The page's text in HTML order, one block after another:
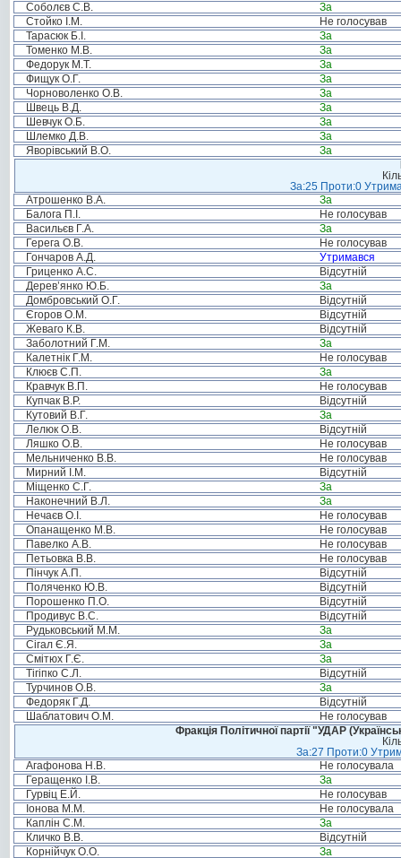
Соболєв С.В.
За
Стойко І.М.
Не голосував
Тарасюк Б.І.
За
Томенко М.В.
За
Федорук М.Т.
За
Фищук О.Г.
За
Чорноволенко О.В.
За
Швець В.Д.
За
Шевчук О.Б.
За
Шлемко Д.В.
За
Яворівський В.О.
За
За:25 Проти:0
Атрошенко В.А.
За
Балога П.І.
Не голосував
Васильєв Г.А.
За
Герега О.В.
Не голосував
Гончаров А.Д.
Утримався
Гриценко А.С.
Відсутній
Дерев’янко Ю.Б.
За
Домбровський О.Г.
Відсутній
Єгоров О.М.
Відсутній
Жеваго К.В.
Відсутній
Заболотний Г.М.
За
Калетнік Г.М.
Не голосував
Клюєв С.П.
За
Кравчук В.П.
Не голосував
Купчак В.Р.
Відсутній
Кутовий В.Г.
За
Лелюк О.В.
Відсутній
Ляшко О.В.
Не голосував
Мельниченко В.В.
Не голосував
Мирний І.М.
Відсутній
Міщенко С.Г.
За
Наконечний В.Л.
За
Нечаєв О.І.
Не голосував
Опанащенко М.В.
Не голосував
Павелко А.В.
Не голосував
Петьовка В.В.
Не голосував
Пінчук А.П.
Відсутній
Поляченко Ю.В.
Відсутній
Порошенко П.О.
Відсутній
Продивус В.С.
Відсутній
Рудьковський М.М.
За
Сігал Є.Я.
За
Смітюх Г.Є.
За
Тігіпко С.Л.
Відсутній
Турчинов О.В.
За
Федоряк Г.Д.
Відсутній
Шаблатович О.М.
Не голосував
Фракція Політичної партії "УДАР
За:27 Проти:0
Агафонова Н.В.
Не голосувала
Геращенко І.В.
За
Гурвіц Е.Й.
Не голосував
Іонова М.М.
Не голосувала
Каплін С.М.
За
Кличко В.В.
Відсутній
Корнійчук О.О.
За